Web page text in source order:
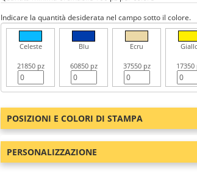
Indicare la quantità desiderata nel campo sotto il colore.
Celeste
21850 pz
Blu
60850 pz
Ecru
37550 pz 17350
POSIZIONI E COLORI DI STAMPA
PERSONALIZZAZIONE